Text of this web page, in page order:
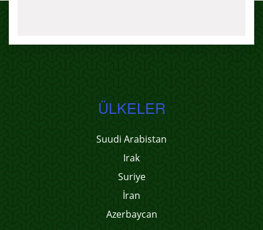
ÜLKELER
Suudi Arabistan
Irak
Suriye
İran
Azerbaycan